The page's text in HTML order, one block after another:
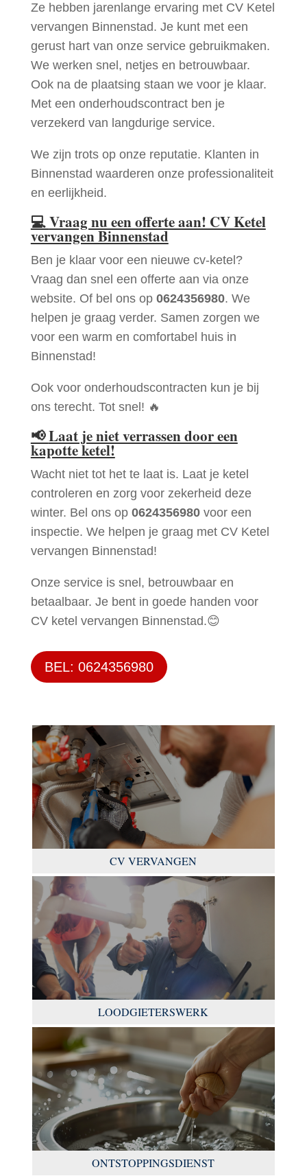
Ze hebben jarenlange ervaring met CV Ketel
vervangen Binnenstad. Je kunt met een
gerust hart van onze service gebruikmaken.
We werken snel, netjes en betrouwbaar.
Ook na de plaatsing staan we voor je klaar.
Met een onderhoudscontract ben je
verzekerd van langdurige service.
We zijn trots op onze reputatie. Klanten in
Binnenstad waarderen onze professionaliteit
en eerlijkheid.
💻Vraag nu een offerte aan! CV Ketel
vervangen Binnenstad
Ben je klaar voor een nieuwe cv-ketel?
Vraag dan snel een offerte aan via onze
website. Of bel ons op 0624356980. We
helpen je graag verder. Samen zorgen we
voor een warm en comfortabel huis in
Binnenstad!
Ook voor onderhoudscontracten kun je bij
ons terecht. Tot snel! 🔥
📢Laat je niet verrassen door een
kapotte ketel!
Wacht niet tot het te laat is. Laat je ketel
controleren en zorg voor zekerheid deze
winter. Bel ons op 0624356980voor een
inspectie. We helpen je graag met CV Ketel
vervangen Binnenstad!
Onze service is snel, betrouwbaar en
betaalbaar. Je bent in goede handen voor
CV ketel vervangen Binnenstad.😊
BEL: 0624356980
CV VERVANGEN
LOODGIETERSWERK
ONTSTOPPINGSDIENST